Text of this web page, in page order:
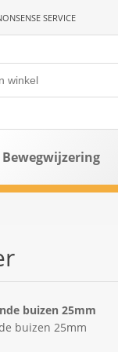
SERVICE
Bewegwijzering
buizen 25mm
buizen 25mm